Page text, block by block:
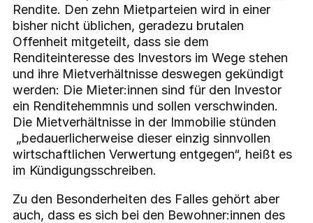
Rendite. Den zehn Mietparteien wird in einer
bisher nicht üblichen, geradezu brutalen
Offenheit mitgeteilt, dass sie dem
Renditeinteresse des Investors im Wege stehen
und ihre Mietverhältnisse deswegen gekündigt
werden: Die Mieter:innen sind für den Investor
ein Renditehemmnis und sollen verschwinden.
Die Mietverhältnisse in der Immobilie stünden
„bedauerlicherweise dieser einzig sinnvollen
wirtschaftlichen Verwertung entgegen“, heißt es
im Kündigungsschreiben.
Zu den Besonderheiten des Falles gehört aber
auch, dass es sich bei den Bewohner:innen des